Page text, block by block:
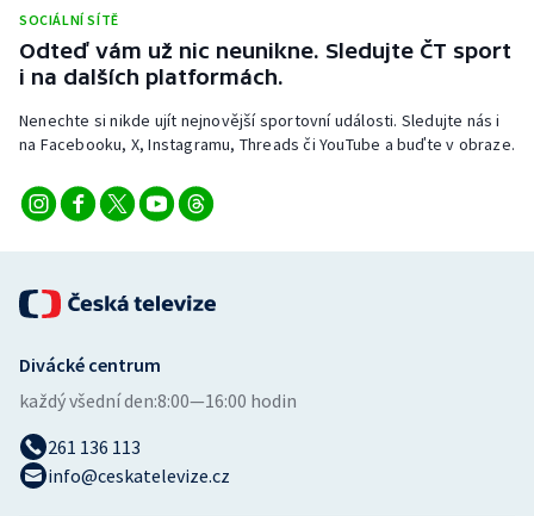
Triatlon
Vodní slalom
Volejbal
SOCIÁLNÍ SÍTĚ
Odteď vám už nic neunikne. Sledujte ČT sport
i na dalších platformách.
Nenechte si nikde ujít nejnovější sportovní události. Sledujte nás i
na Facebooku, X, Instagramu, Threads či YouTube a buďte v obraze.
Divácké centrum
každý všední den:8:00—16:00 hodin
261 136 113
info@ceskatelevize.cz